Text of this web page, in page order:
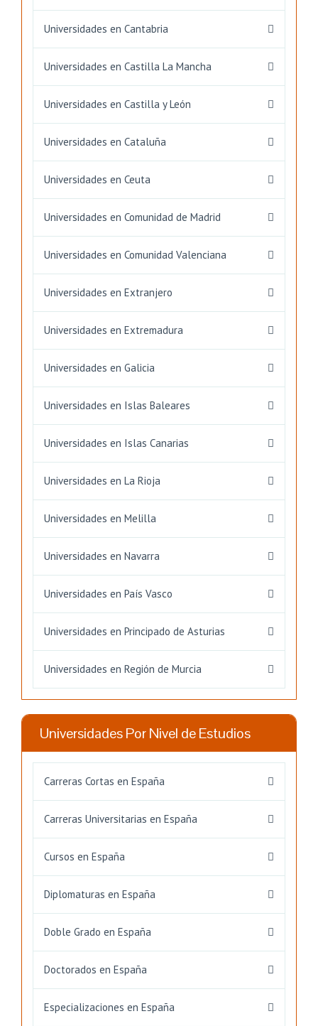
Universidades en Cantabria
Universidades en Castilla La Mancha
Universidades en Castilla y León
Universidades en Cataluña
Universidades en Ceuta
Universidades en Comunidad de Madrid
Universidades en Comunidad Valenciana
Universidades en Extranjero
Universidades en Extremadura
Universidades en Galicia
Universidades en Islas Baleares
Universidades en Islas Canarias
Universidades en La Rioja
Universidades en Melilla
Universidades en Navarra
Universidades en País Vasco
Universidades en Principado de Asturias
Universidades en Región de Murcia
Universidades Por Nivel de Estudios
Carreras Cortas en España
Carreras Universitarias en España
Cursos en España
Diplomaturas en España
Doble Grado en España
Doctorados en España
Especializaciones en España